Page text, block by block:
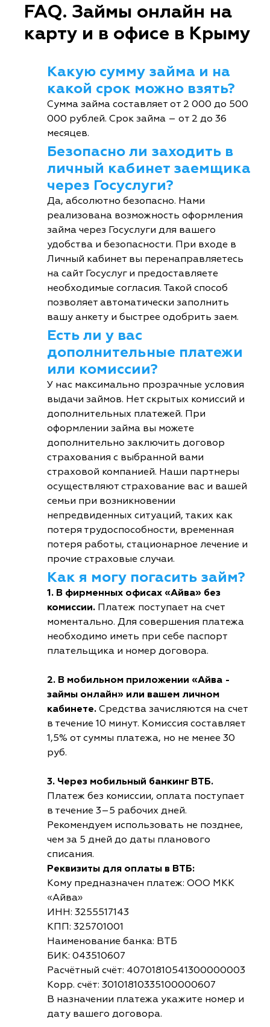
FAQ. Займы онлайн на
карту и в офисе в Крыму
Какую сумму займа и на
какой срок можно взять?
Сумма займа составляет от 2 000 до 500
000 рублей. Срок займа – от 2 до 36
месяцев.
Безопасно ли заходить в
личный кабинет заемщика
через Госуслуги?
Да, абсолютно безопасно. Нами
реализована возможность оформления
займа через Госуслуги для вашего
удобства и безопасности. При входе в
Личный кабинет вы перенаправляетесь
на сайт Госуслуг и предоставляете
необходимые согласия. Такой способ
позволяет автоматически заполнить
вашу анкету и быстрее одобрить заем.
Есть ли у вас
дополнительные платежи
или комиссии?
У нас максимально прозрачные условия
выдачи займов. Нет скрытых комиссий и
дополнительных платежей. При
оформлении займа вы можете
дополнительно заключить договор
страхования с выбранной вами
страховой компанией. Наши партнеры
осуществляют страхование вас и вашей
семьи при возникновении
непредвиденных ситуаций, таких как
потеря трудоспособности, временная
потеря работы, стационарное лечение и
прочие страховые случаи.
Как я могу погасить займ?
1. В фирменных офисах «Айва» без
комиссии. Платеж поступает на счет
моментально. Для совершения платежа
необходимо иметь при себе паспорт
плательщика и номер договора.
2. В мобильном приложении «Айва -
займы онлайн» или вашем личном
кабинете. Средства зачисляются на счет
в течение 10 минут. Комиссия составляет
1,5% от суммы платежа, но не менее 30
руб.
3. Через мобильный банкинг ВТБ.
Платеж без комиссии, оплата поступает
в течение 3–5 рабочих дней.
Рекомендуем использовать не позднее,
чем за 5 дней до даты планового
списания.
Реквизиты для оплаты в ВТБ:
Кому предназначен платеж: ООО МКК
«Айва»
ИНН: 3255517143
КПП: 325701001
Наименование банка: ВТБ
БИК: 043510607
Расчётный счёт: 40701810541300000003
Корр. счёт: 30101810335100000607
В назначении платежа укажите номер и
дату вашего договора.